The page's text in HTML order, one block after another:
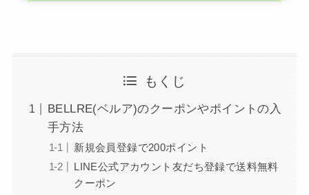
もくじ
BELLRE(ベルア)のクーポンやポイントの入
手方法
新規会員登録で200ポイント
LINE公式アカウント友だち登録で送料無料
クーポン